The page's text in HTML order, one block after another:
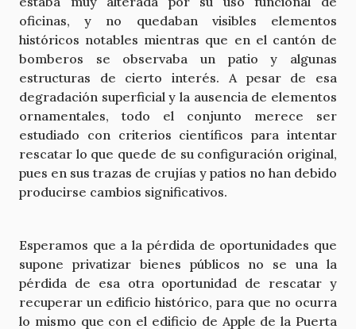
oficinas, y no quedaban visibles elementos
históricos notables mientras que en el cantón de
bomberos se observaba un patio y algunas
estructuras de cierto interés. A pesar de esa
degradación superficial y la ausencia de elementos
ornamentales, todo el conjunto merece ser
estudiado con criterios científicos para intentar
rescatar lo que quede de su configuración original,
pues en sus trazas de crujías y patios no han debido
producirse cambios significativos.
Esperamos que a la pérdida de oportunidades que
supone privatizar bienes públicos no se una la
pérdida de esa otra oportunidad de rescatar y
recuperar un edificio histórico, para que no ocurra
lo mismo que con el edificio de Apple de la Puerta